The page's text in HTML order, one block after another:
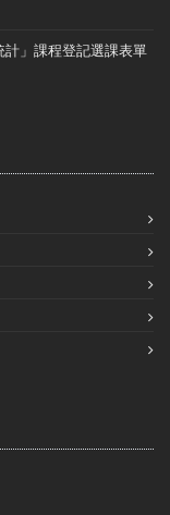
計」課程登記選課表單